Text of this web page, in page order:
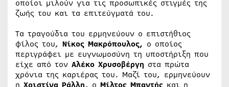
οποίοι μιλούν για τις προσωπικές στιγμές της
ζωής του και τα επιτεύγματά του.
Τα τραγούδια του ερμηνεύουν ο επιστήθιος
φίλος του, Νίκος Μακρόπουλος, ο οποίος
περιγράφει με ευγνωμοσύνη τη υποστήριξη που
είχε από τον Αλέκο Χρυσοβέργη στα πρώτα
χρόνια της καριέρας του. Μαζί του, ερμηνεύουν